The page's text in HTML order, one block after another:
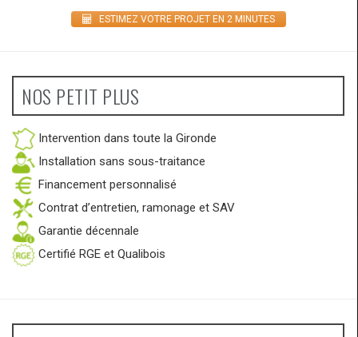
ESTIMEZ VOTRE PROJET EN 2 MINUTES
NOS PETIT PLUS
Intervention dans toute la Gironde
Installation sans sous-traitance
Financement personnalisé
Contrat d’entretien, ramonage et SAV
Garantie décennale
Certifié RGE et Qualibois